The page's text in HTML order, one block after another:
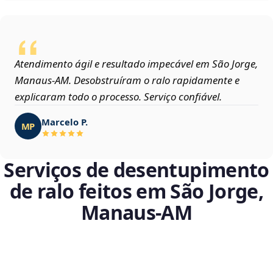
Atendimento ágil e resultado impecável em São Jorge,
Manaus‑AM. Desobstruíram o ralo rapidamente e
explicaram todo o processo. Serviço confiável.
MP Marcelo P.
Serviços de desentupimento
de ralo feitos em São Jorge,
Manaus‑AM